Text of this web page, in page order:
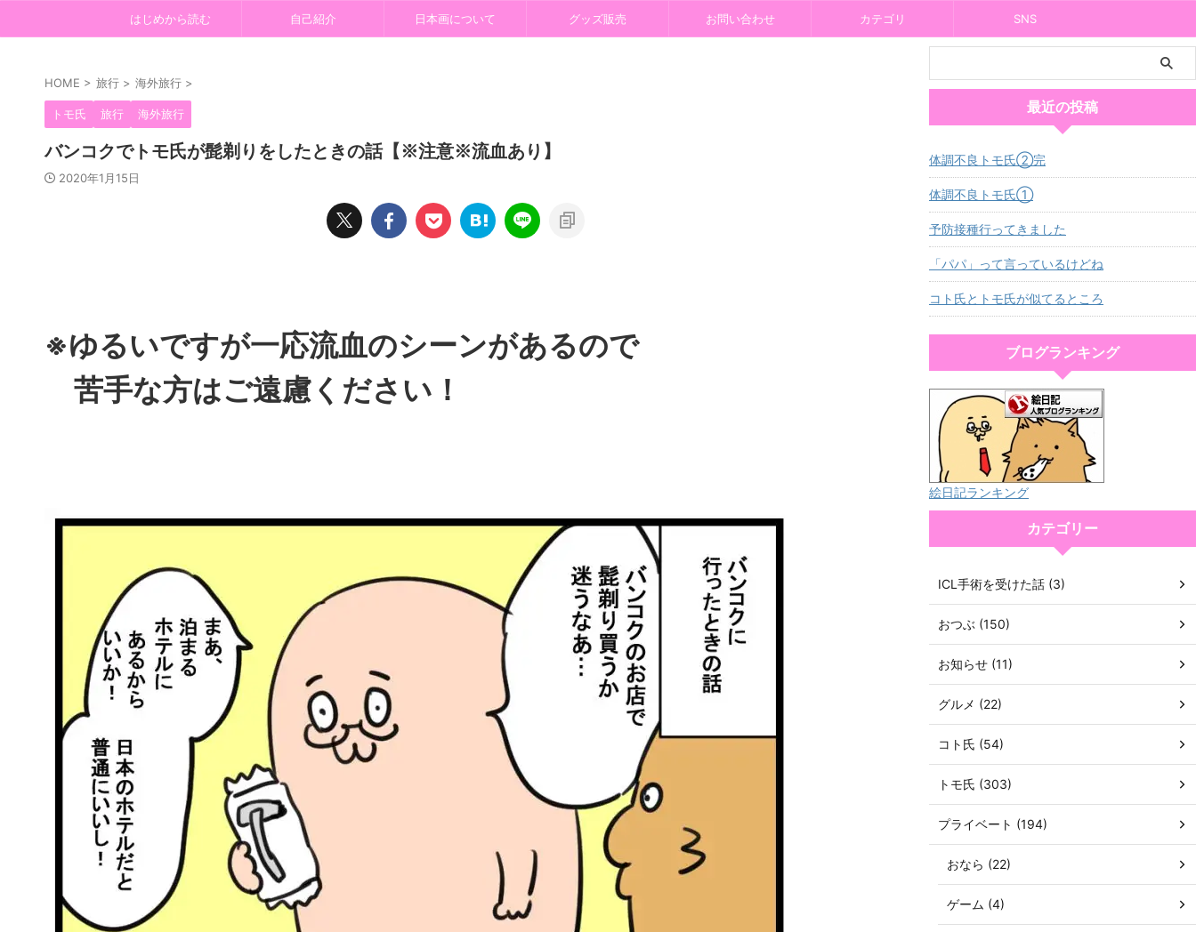
はじめから読む 自己紹介 日本画について グッズ販売 お問い合わせ カテゴリ SNS
HOME > 旅行 > 海外旅行 >
トモ氏 旅行 海外旅行
バンコクでトモ氏が髭剃りをしたときの話【※注意※流血あり】
2020年1月15日
※ゆるいですが一応流血のシーンがあるので
苦手な方はご遠慮ください！
最近の投稿
体調不良トモ氏②完
体調不良トモ氏①
予防接種行ってきました
「パパ」って言っているけどね
コト氏とトモ氏が似てるところ
ブログランキング
絵日記ランキング
カテゴリー
ICL手術を受けた話 (3)
おつぶ (150)
お知らせ (11)
グルメ (22)
コト氏 (54)
トモ氏 (303)
プライベート (194)
おなら (22)
ゲーム (4)